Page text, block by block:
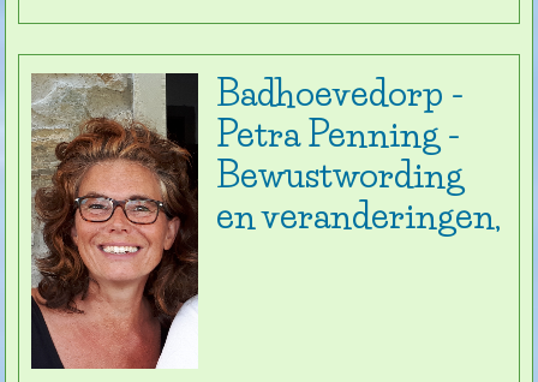
Badhoevedorp -
Petra Penning -
Bewustwording
en veranderingen,